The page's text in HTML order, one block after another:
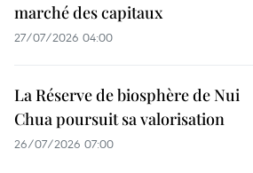
marché des capitaux
27/07/2026 04:00
La Réserve de biosphère de Nui
Chua poursuit sa valorisation
26/07/2026 07:00